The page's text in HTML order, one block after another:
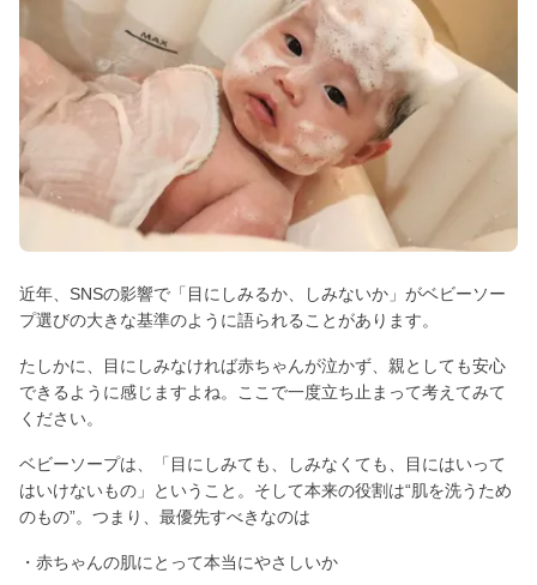
近年、SNSの影響で「目にしみるか、しみないか」がベビーソー
プ選びの大きな基準のように語られることがあります。
たしかに、目にしみなければ赤ちゃんが泣かず、親としても安心
できるように感じますよね。ここで一度立ち止まって考えてみて
ください。
ベビーソープは、「目にしみても、しみなくても、目にはいって
はいけないもの」ということ。そして本来の役割は“肌を洗うため
のもの”。つまり、最優先すべきなのは
・赤ちゃんの肌にとって本当にやさしいか